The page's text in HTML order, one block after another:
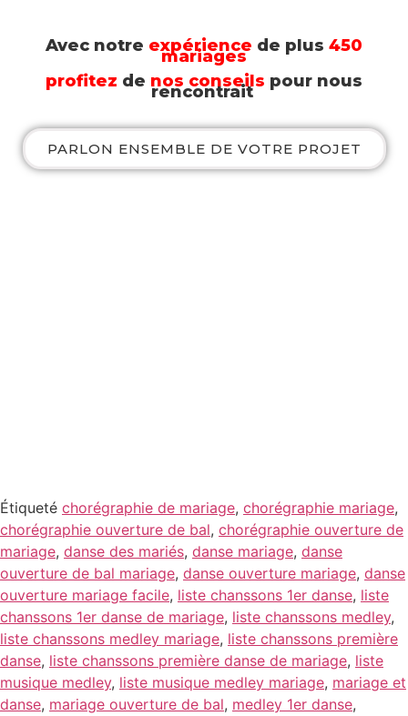
Avec notre expérience de plus 450
mariages
profitez de nos conseils pour nous
rencontrait
PARLON ENSEMBLE DE VOTRE PROJET
Étiqueté chorégraphie de mariage, chorégraphie mariage,
chorégraphie ouverture de bal, chorégraphie ouverture de
mariage, danse des mariés, danse mariage, danse
ouverture de bal mariage, danse ouverture mariage, danse
ouverture mariage facile, liste chanssons 1er danse, liste
chanssons 1er danse de mariage, liste chanssons medley,
liste chanssons medley mariage, liste chanssons première
danse, liste chanssons première danse de mariage, liste
musique medley, liste musique medley mariage, mariage et
danse, mariage ouverture de bal, medley 1er danse,